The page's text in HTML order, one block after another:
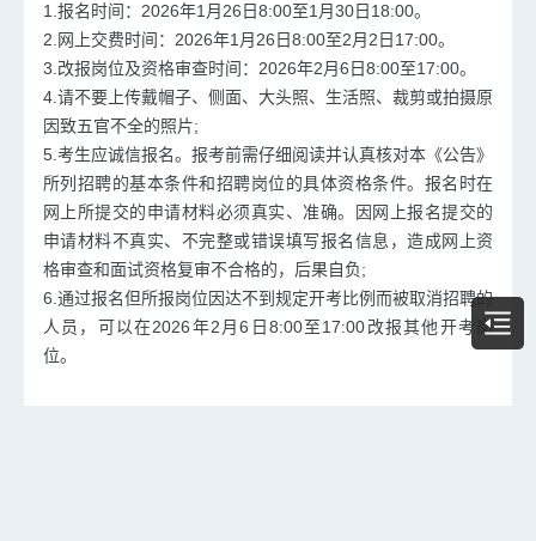
1.报名时间：2026年1月26日8:00至1月30日18:00。
2.网上交费时间：2026年1月26日8:00至2月2日17:00。
3.改报岗位及资格审查时间：2026年2月6日8:00至17:00。
4.请不要上传戴帽子、侧面、大头照、生活照、裁剪或拍摄原
因致五官不全的照片;
5.考生应诚信报名。报考前需仔细阅读并认真核对本《公告》
所列招聘的基本条件和招聘岗位的具体资格条件。报名时在
网上所提交的申请材料必须真实、准确。因网上报名提交的
申请材料不真实、不完整或错误填写报名信息，造成网上资
格审查和面试资格复审不合格的，后果自负;
6.通过报名但所报岗位因达不到规定开考比例而被取消招聘的
人员，可以在2026年2月6日8:00至17:00改报其他开考岗
位。